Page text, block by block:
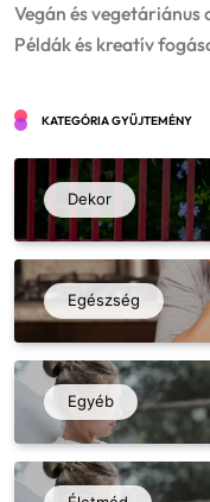
Vegán és vegetáriánus
Példák és kreatív
KATEGÓRIA GYŰJTEMÉNY
Dekor
Egészség
Egyéb